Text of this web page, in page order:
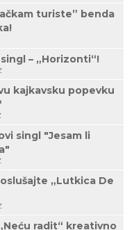
turiste” benda
– „Horizonti“!
kajkavsku popevku
singl "Jesam li
„Lutkica De
radit“ kreativno